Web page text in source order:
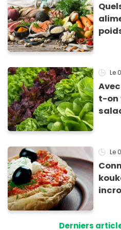
Le
t-on
Le
Derniers